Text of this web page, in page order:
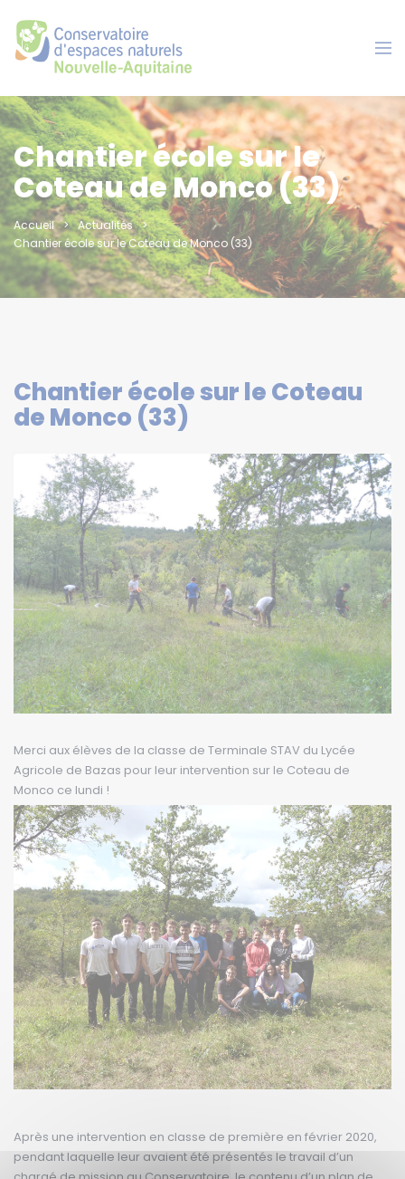
Chantier école sur le
Coteau de Monco (33)
Accueil
Actualités
Chantier école sur le Coteau de Monco (33)
Chantier école sur le Coteau
de Monco (33)
Merci aux élèves de la classe de Terminale STAV du Lycée
Agricole de Bazas pour leur intervention sur le Coteau de
Monco ce lundi !
Après une intervention en classe de première en février 2020,
pendant laquelle leur avaient été présentés le travail d’un